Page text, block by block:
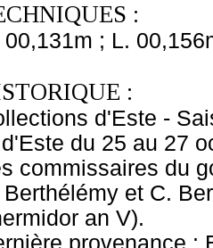
:
00,131m ; L.
:
d'Este -
du 25 au 27
commissaires du
Berthélémy et C.
an V).
provenance :